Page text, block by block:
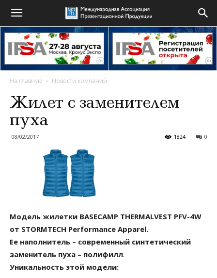
На главную Новости компаний
Жилет с заменителем
пуха
08/02/2017 0
1824
Модель жилетки BASECAMP THERMALVEST PFV-4W
от STORMTECH Performance Apparel.
Ее наполнитель – современный синтетический
заменитель пуха – полифилл.
Уникальность этой модели: